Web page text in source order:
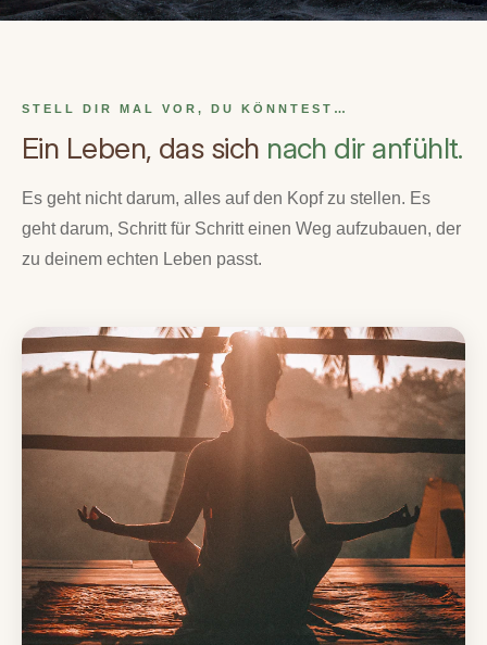
STELL DIR MAL VOR, DU KÖNNTEST…
Ein Leben, das sich nach dir anfühlt.
Es geht nicht darum, alles auf den Kopf zu stellen. Es
geht darum, Schritt für Schritt einen Weg aufzubauen, der
zu deinem echten Leben passt.